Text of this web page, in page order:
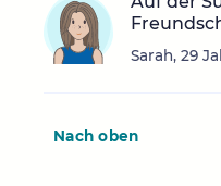
Sarah, 29
Nach oben